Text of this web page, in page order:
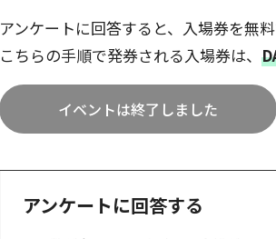
アンケートに回答すると、入場券を無
こちらの手順で発券される入場券は、
イベントは終了しました
アンケートに回答する